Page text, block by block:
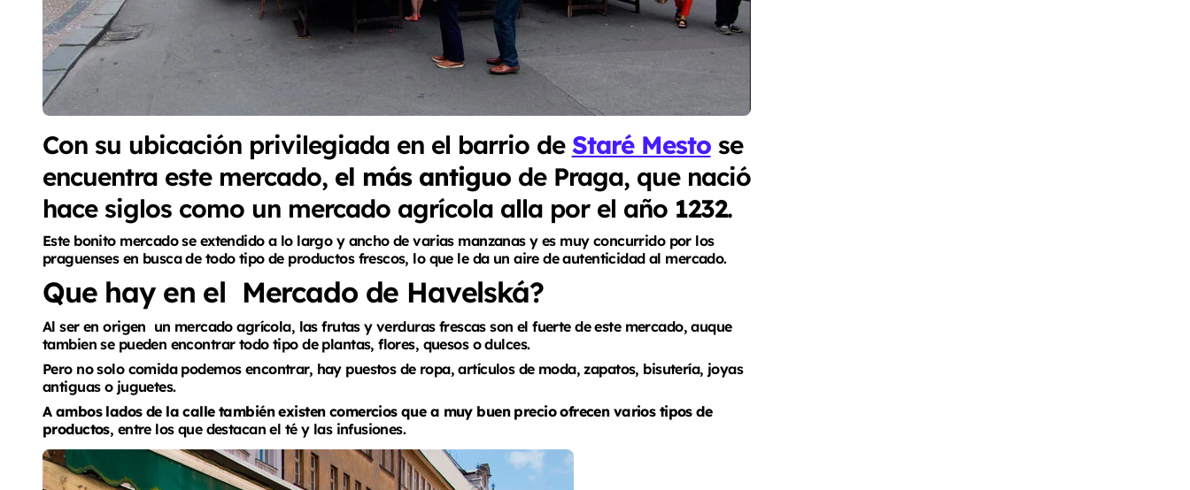
Con su ubicación privilegiada en el barrio de Staré Mestose
encuentra este mercado, el más antiguode Praga, que nació
hace siglos como un mercado agrícola alla por el año 1232.
Este bonito mercado se extendido a lo largo y ancho de varias manzanas y es muy concurrido por los
praguenses en busca de todo tipo de productos frescos, lo que le da un aire de autenticidad al mercado.
Que hay en el Mercado de Havelská?
Al ser en origen un mercado agrícola, las frutas y verduras frescas son el fuerte de este mercado, auque
tambien se pueden encontrar todo tipo de plantas, flores, quesos o dulces.
Pero no solo comida podemos encontrar, hay puestos de ropa, artículos de moda, zapatos, bisutería, joyas
antiguas o juguetes.
A ambos lados de la calle también existen comercios que a muy buen precio ofrecen varios tipos de
productos, entre los que destacan el té y las infusiones.